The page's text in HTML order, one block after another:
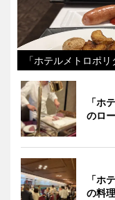
「ホテルメトロポ
「ホ
のロ
「ホ
の料